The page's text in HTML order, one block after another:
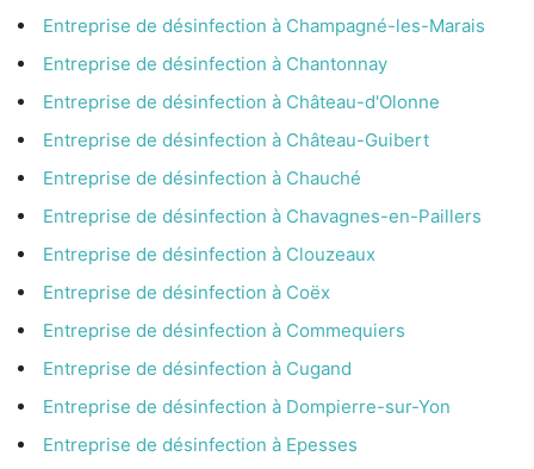
Entreprise de désinfection à Champagné-les-Marais
Entreprise de désinfection à Chantonnay
Entreprise de désinfection à Château-d'Olonne
Entreprise de désinfection à Château-Guibert
Entreprise de désinfection à Chauché
Entreprise de désinfection à Chavagnes-en-Paillers
Entreprise de désinfection à Clouzeaux
Entreprise de désinfection à Coëx
Entreprise de désinfection à Commequiers
Entreprise de désinfection à Cugand
Entreprise de désinfection à Dompierre-sur-Yon
Entreprise de désinfection à Epesses